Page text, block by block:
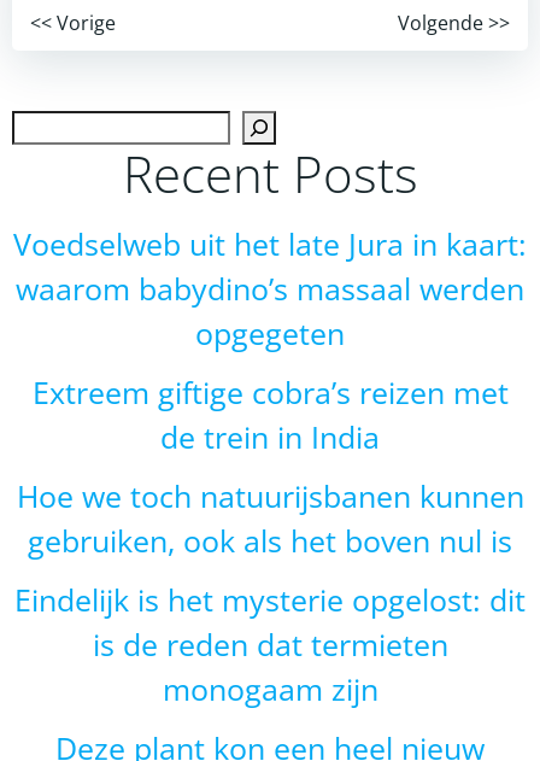
Post
navigation
<< Vorige
Post
navigation
Volgende >>
Recent Posts
Voedselweb uit het late Jura in kaart:
waarom babydino’s massaal werden
opgegeten
Extreem giftige cobra’s reizen met
de trein in India
Hoe we toch natuurijsbanen kunnen
gebruiken, ook als het boven nul is
Eindelijk is het mysterie opgelost: dit
is de reden dat termieten
monogaam zijn
Deze plant kon een heel nieuw